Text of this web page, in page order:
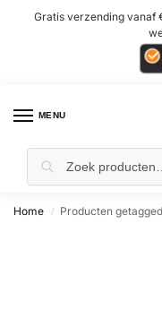
Gratis verzending vanaf
MENU
Home / Producten